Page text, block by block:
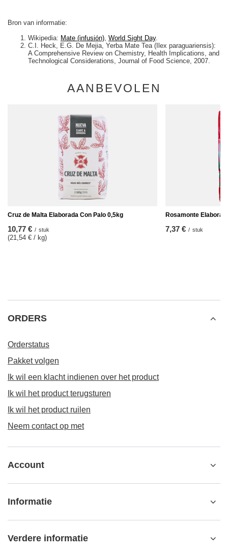
Bron van informatie:
Wikipedia: Mate (infusión), World Sight Day.
C.I. Heck, E.G. De Mejia, Yerba Mate Tea (Ilex paraguariensis):
A Comprehensive Review on Chemistry, Health Implications, and
Technological Considerations, Journal of Food Science, 2007.
AANBEVOLEN
Cruz de Malta Elaborada Con Palo 0,5kg
10,77 € / stuk
(21,54 € / kg)
Rosamonte
7,37 € / stuk
ORDERS
Orderstatus
Pakket volgen
Ik wil een klacht indienen over het product
Ik wil het product terugsturen
Ik wil het product ruilen
Neem contact op met
Account
Informatie
Verdere informatie